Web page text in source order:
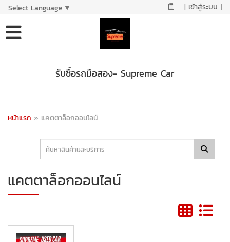
Select Language ▼ | เข้าสู่ระบบ |
รับซื้อรถมือสอง- Supreme Car
หน้าแรก » แคตตาล็อกออนไลน์
แคตตาล็อกออนไลน์